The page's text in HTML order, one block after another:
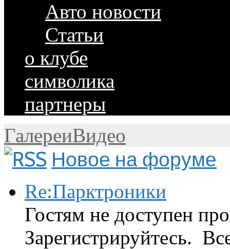
Авто новости
Статьи
о клубе
символика
партнеры
ГалереиВидео
Новое на форуме
Re:Парктроники
Гостям не доступен
Зарегистрируйтесь.